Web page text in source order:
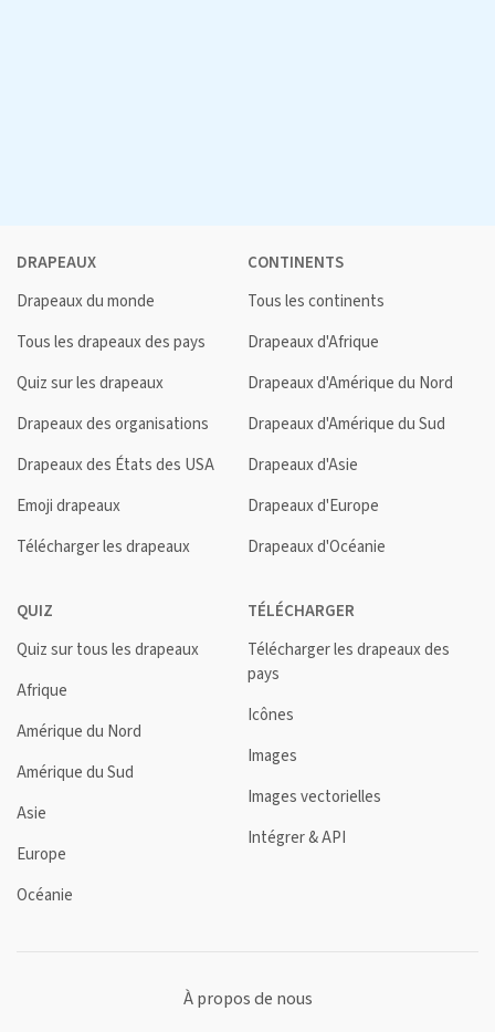
DRAPEAUX
Drapeaux du monde
Tous les drapeaux des pays
Quiz sur les drapeaux
Drapeaux des organisations
Drapeaux des États des USA
Emoji drapeaux
Télécharger les drapeaux
CONTINENTS
Tous les continents
Drapeaux d'Afrique
Drapeaux d'Amérique du Nord
Drapeaux d'Amérique du Sud
Drapeaux d'Asie
Drapeaux d'Europe
Drapeaux d'Océanie
QUIZ
Quiz sur tous les drapeaux
Afrique
Amérique du Nord
Amérique du Sud
Asie
Europe
Océanie
TÉLÉCHARGER
Télécharger les drapeaux des
pays
Icônes
Images
Images vectorielles
Intégrer & API
À propos de nous